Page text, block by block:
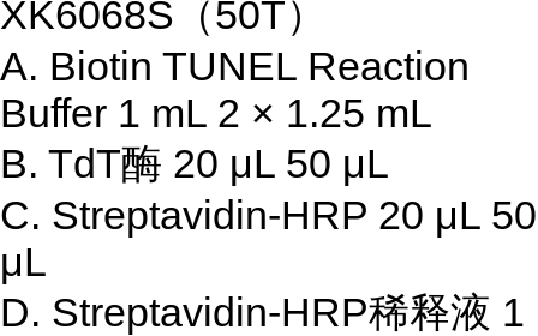
XK6068S（50T）
A. Biotin TUNEL Reaction
Buffer 1 mL 2 × 1.25 mL
B. TdT酶 20 μL 50 μL
C. Streptavidin-HRP 20 μL 50
μL
D. Streptavidin-HRP稀释液 1